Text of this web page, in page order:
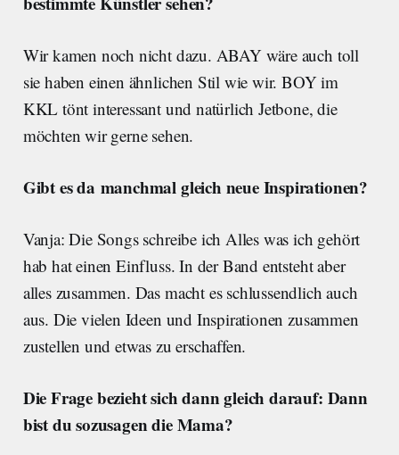
Wir kamen noch nicht dazu. ABAY wäre auch toll
sie haben einen ähnlichen Stil wie wir. BOY im
KKL tönt interessant und natürlich Jetbone, die
möchten wir gerne sehen.
Gibt es da manchmal gleich neue Inspirationen?
Vanja: Die Songs schreibe ich Alles was ich gehört
hab hat einen Einfluss. In der Band entsteht aber
alles zusammen. Das macht es schlussendlich auch
aus. Die vielen Ideen und Inspirationen zusammen
zustellen und etwas zu erschaffen.
Die Frage bezieht sich dann gleich darauf: Dann
bist du sozusagen die Mama?